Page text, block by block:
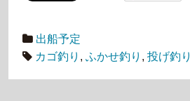
出船予定
カゴ釣り , ふかせ釣り , 投げ釣り